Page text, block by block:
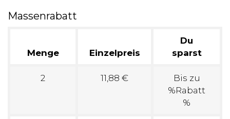
Massenrabatt
Menge Einzelpreis
Du
sparst
2 11,88 €
Bis zu
%Rabatt
%